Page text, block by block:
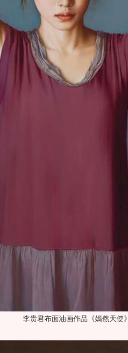
李贵君布面油画作品《嫣然天使》